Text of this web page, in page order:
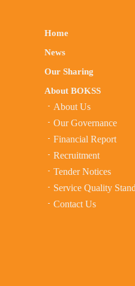
Home
News
Our Sharing
About BOKSS
About Us
Our Governance
Financial Report
Recruitment
Tender Notices
Service Quality
Contact Us